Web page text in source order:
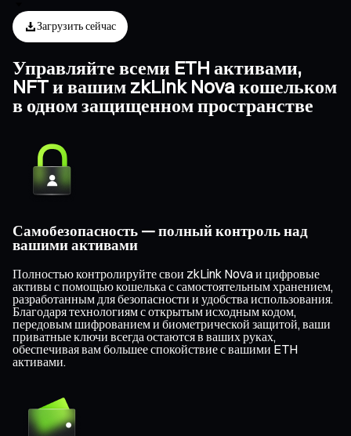
Загрузить сейчас
Управляйте всеми ETH активами,
NFT и вашим zkLink Nova кошельком
в одном защищенном пространстве
Самобезопасность — полный контроль над
вашими активами
Полностью контролируйте свои zkLink Nova и цифровые
активы с помощью кошелька с самостоятельным хранением,
разработанным для безопасности и удобства использования.
Благодаря технологиям с открытым исходным кодом,
передовым шифрованием и биометрической защитой, ваши
приватные ключи всегда остаются в ваших руках,
обеспечивая вам большее спокойствие с вашими ETH
активами.